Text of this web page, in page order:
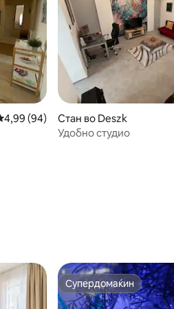
оцена: 4,99 од 5, 94
4,99 (94)
Стан во Deszk
Удобно студио
Супердомаќин
Супердомаќин